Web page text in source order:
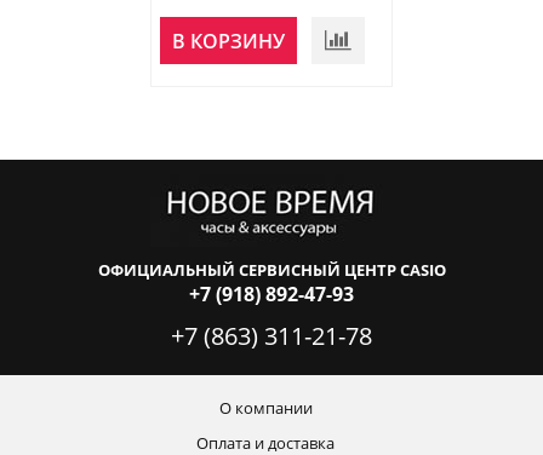
В КОРЗИНУ
ОФИЦИАЛЬНЫЙ СЕРВИСНЫЙ ЦЕНТР CASIO
+7 (918) 892-47-93
+7 (863) 311-21-78
О компании
Оплата и доставка